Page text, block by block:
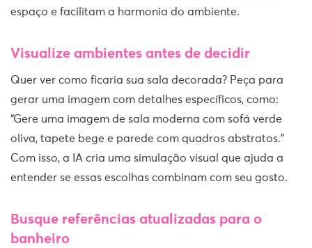
espaço e facilitam a harmonia do ambiente.
Visualize ambientes antes de decidir
Quer ver como ficaria sua sala decorada? Peça para
gerar uma imagem com detalhes específicos, como:
“Gere uma imagem de sala moderna com sofá verde
oliva, tapete bege e parede com quadros abstratos.”
Com isso, a IA cria uma simulação visual que ajuda a
entender se essas escolhas combinam com seu gosto.
Busque referências atualizadas para o
banheiro